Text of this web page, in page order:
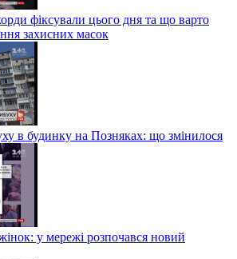
фіксували цього дня та що варто
захисних масок
в будинку на Позняках: що змінилося
у мережі розпочався новий